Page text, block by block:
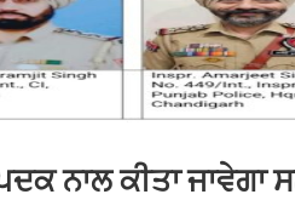
ਨਾਲ ਕੀਤਾ ਜਾਵੇਗਾ